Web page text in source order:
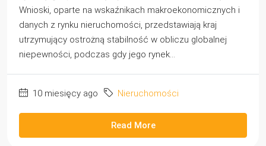
Wnioski, oparte na wskaźnikach makroekonomicznych i
danych z rynku nieruchomości, przedstawiają kraj
utrzymujący ostrożną stabilność w obliczu globalnej
niepewności, podczas gdy jego rynek...
10 miesięcy ago Nieruchomości
Read More